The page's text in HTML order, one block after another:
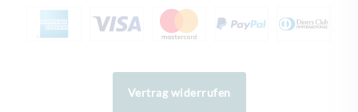
Vertrag widerrufen